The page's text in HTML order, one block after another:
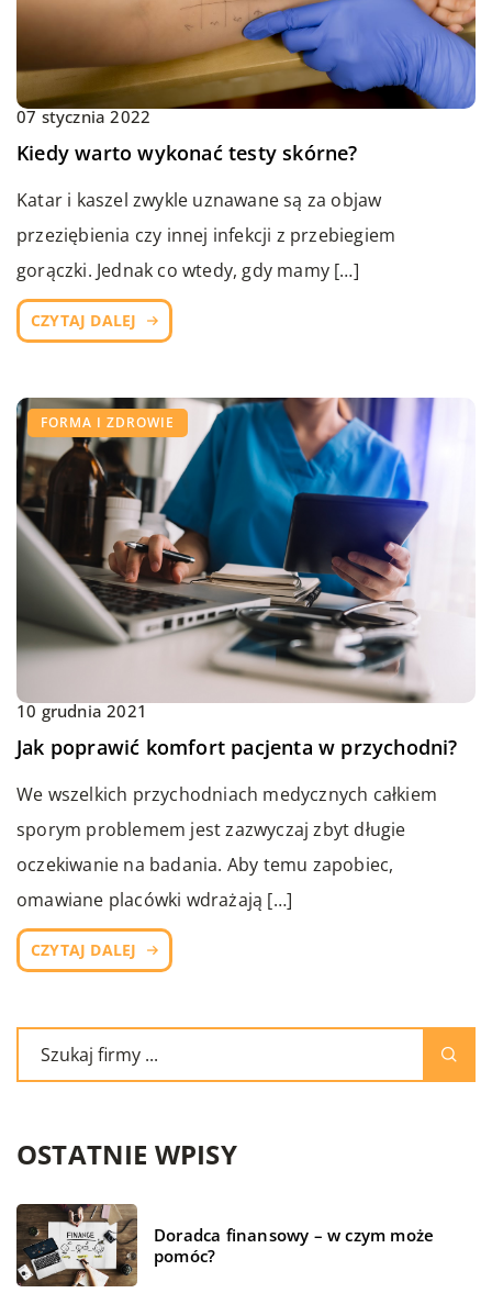
07 stycznia 2022
Kiedy warto wykonać testy skórne?
Katar i kaszel zwykle uznawane są za objaw
przeziębienia czy innej infekcji z przebiegiem
gorączki. Jednak co wtedy, gdy mamy […]
CZYTAJ DALEJ
FORMA I ZDROWIE
10 grudnia 2021
Jak poprawić komfort pacjenta w przychodni?
We wszelkich przychodniach medycznych całkiem
sporym problemem jest zazwyczaj zbyt długie
oczekiwanie na badania. Aby temu zapobiec,
omawiane placówki wdrażają […]
CZYTAJ DALEJ
OSTATNIE WPISY
Doradca finansowy – w czym może
pomóc?